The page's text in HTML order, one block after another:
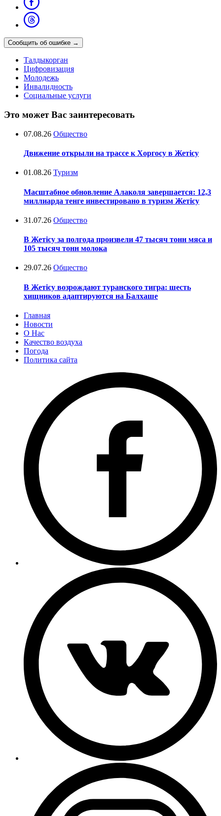
Сообщить об ошибке →
Талдыкорган
Цифровизация
Молодежь
Инвалидность
Социальные услуги
Это может Вас заинтересовать
07.08.26 Общество
Движение открыли на трассе к Хоргосу в Жетісу
01.08.26 Туризм
Масштабное обновление Алаколя завершается: 12,3
миллиарда тенге инвестировано в туризм Жетісу
31.07.26 Общество
В Жетісу за полгода произвели 47 тысяч тонн мяса и
105 тысяч тонн молока
29.07.26 Общество
В Жетісу возрождают туранского тигра: шесть
хищников адаптируются на Балхаше
Главная
Новости
О Нас
Качество воздуха
Погода
Политика сайта